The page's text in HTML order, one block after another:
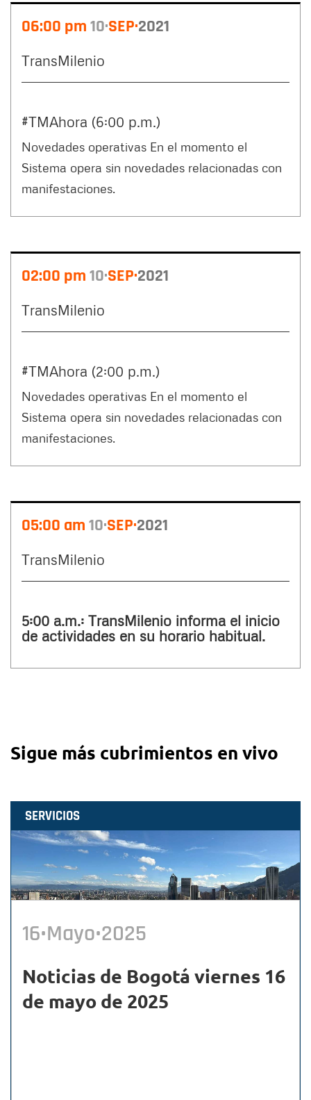
06:00 pm 10 SEP 2021
TransMilenio
#TMAhora (6:00 p.m.)
Novedades operativas En el momento el
Sistema opera sin novedades relacionadas con
manifestaciones.
02:00 pm 10 SEP 2021
TransMilenio
#TMAhora (2:00 p.m.)
Novedades operativas En el momento el
Sistema opera sin novedades relacionadas con
manifestaciones.
05:00 am 10 SEP 2021
TransMilenio
5:00 a.m.: TransMilenio informa el inicio
de actividades en su horario habitual.
Sigue más cubrimientos en vivo
SERVICIOS
16•Mayo•2025
Noticias de Bogotá viernes 16
de mayo de 2025